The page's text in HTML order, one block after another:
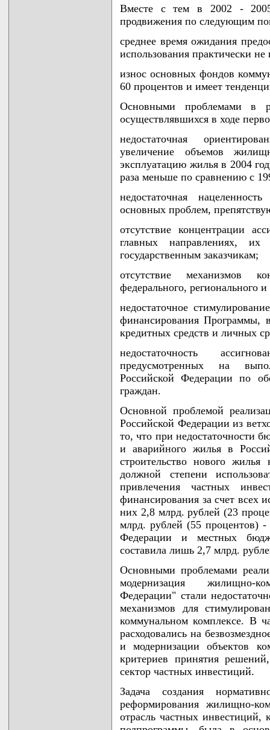
Вместе с тем в 2002 - 2005
продвижения по следующим
среднее время ожидания
использования практически не
износ основных фондов
60 процентов и имеет
Основными проблемами в
осуществлявшихся в ходе
недостаточная
увеличение объемов
эксплуатацию жилья в 2004
раза меньше по сравнению с
недостаточная
основных проблем,
отсутствие концентрации
главных направлениях,
государственным заказчикам;
отсутствие механизмов
федерального, регионального
недостаточное
финансирования Программы,
кредитных средств и личных
недостаточность
предусмотренных на
Российской Федерации по
граждан.
Основной проблемой
Российской Федерации из
то, что при недостаточности
и аварийного жилья в
строительство нового
должной степени
привлечения частных
финансирования за счет всех
них 2,8 млрд. рублей (23
млрд. рублей (55 процентов) -
Федерации и местных
составила лишь 2,7 млрд.
Основными проблемами
модернизация жилищно-
Федерации" стали
механизмов для
коммунальном комплексе. В
расходовались на
и модернизации объектов
критериев принятия
сектор частных инвестиций.
Задача создания
реформирования жилищно-
отрасль частных инвестиций,